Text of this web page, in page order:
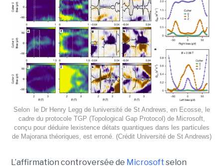
Selon le Dr Henry Legg de luniversité de St Andrews, en Ecosse, le
cadre du protocole TGP (Topological Gap Protocol) de Microsoft,
conçu pour déduire lexistence détats quantiques dans les particules
de Majorana théoriques, est erroné. (Crédit Université de St Andrews)
L’affirmation controversée de Microsoft selon